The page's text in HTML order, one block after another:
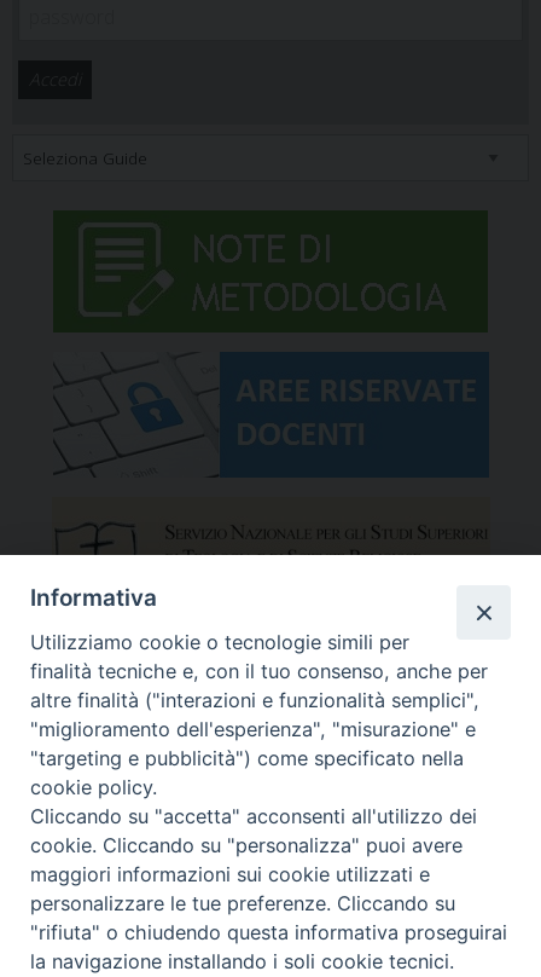
Copyright © Facoltà del Triveneto
Facoltà Teologica del Triveneto
Via del Seminario 7, 35122 Padova
Telefono: 049 664116 - Fax: 049 8785144
Mail: segreteria@fttr.it
Informativa
Utilizziamo cookie o tecnologie simili per
finalità tecniche e, con il tuo consenso, anche per
altre finalità ("interazioni e funzionalità semplici",
"miglioramento dell'esperienza", "misurazione" e
"targeting e pubblicità") come specificato nella
cookie policy.
Cliccando su "accetta" acconsenti all'utilizzo dei
cookie. Cliccando su "personalizza" puoi avere
maggiori informazioni sui cookie utilizzati e
personalizzare le tue preferenze. Cliccando su
"rifiuta" o chiudendo questa informativa proseguirai
la navigazione installando i soli cookie tecnici.